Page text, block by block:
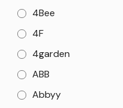
4Bee
4F
4garden
ABB
Abbyy